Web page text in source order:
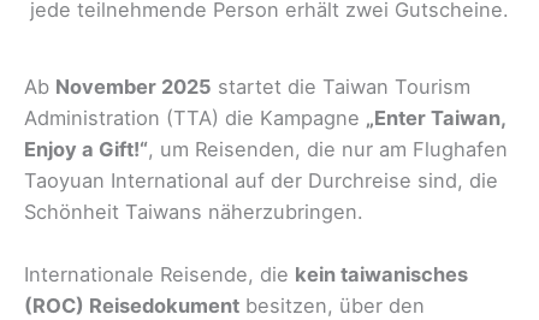
jede teilnehmende Person erhält zwei Gutscheine.
Ab November 2025 startet die Taiwan Tourism
Administration (TTA) die Kampagne „Enter Taiwan,
Enjoy a Gift!“, um Reisenden, die nur am Flughafen
Taoyuan International auf der Durchreise sind, die
Schönheit Taiwans näherzubringen.
Internationale Reisende, die kein taiwanisches
(ROC) Reisedokument besitzen, über den